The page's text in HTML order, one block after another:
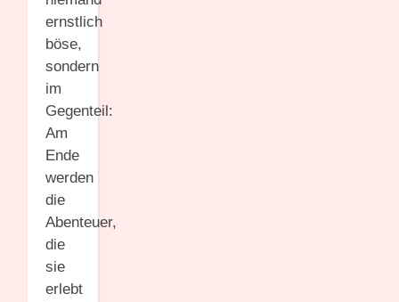
ernstlich
böse,
sondern
im
Gegenteil:
Am
Ende
werden
die
Abenteuer,
die
sie
erlebt